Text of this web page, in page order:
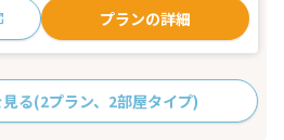
プランの詳細
る(2プラン、2部屋タイプ)